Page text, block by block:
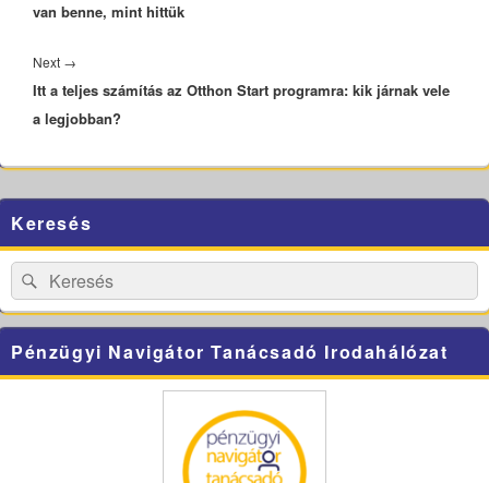
van benne, mint hittük
Next →
post:
Itt a teljes számítás az Otthon Start programra: kik járnak vele
a legjobban?
Sidebar
Widget
Area
Keresés
Search
for:
Search
Pénzügyi Navigátor Tanácsadó Irodahálózat